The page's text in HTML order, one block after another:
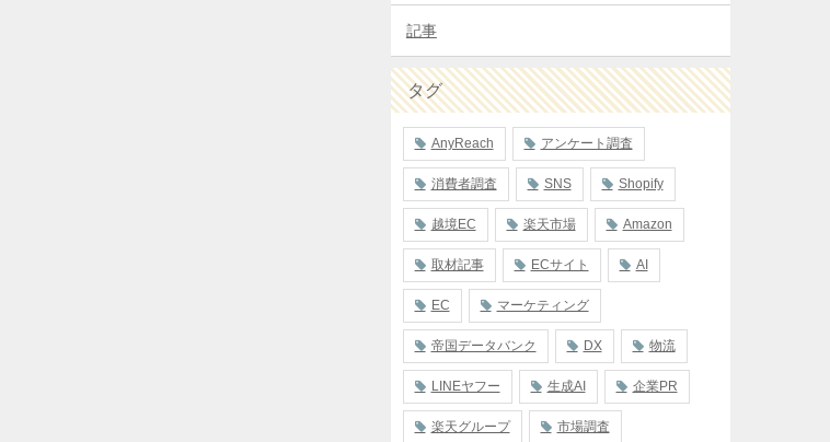
記事
タグ
AnyReach アンケート調査
消費者調査 SNS Shopify
越境EC 楽天市場 Amazon
取材記事 ECサイト AI
EC マーケティング
帝国データバンク DX 物流
LINEヤフー 生成AI 企業PR
楽天グループ 市場調査